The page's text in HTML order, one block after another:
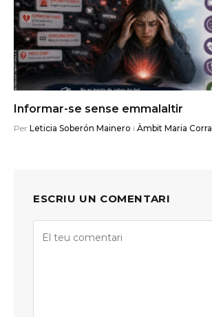
Informar-se sense emmalaltir
Per Leticia Soberón Mainero i Àmbit Maria Corral
ESCRIU UN COMENTARI